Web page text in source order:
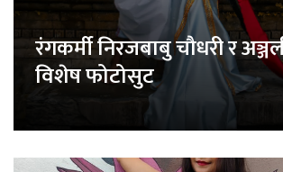
रंगकर्मी निरजबाबु चौधरी र
विशेष फोटोसुट